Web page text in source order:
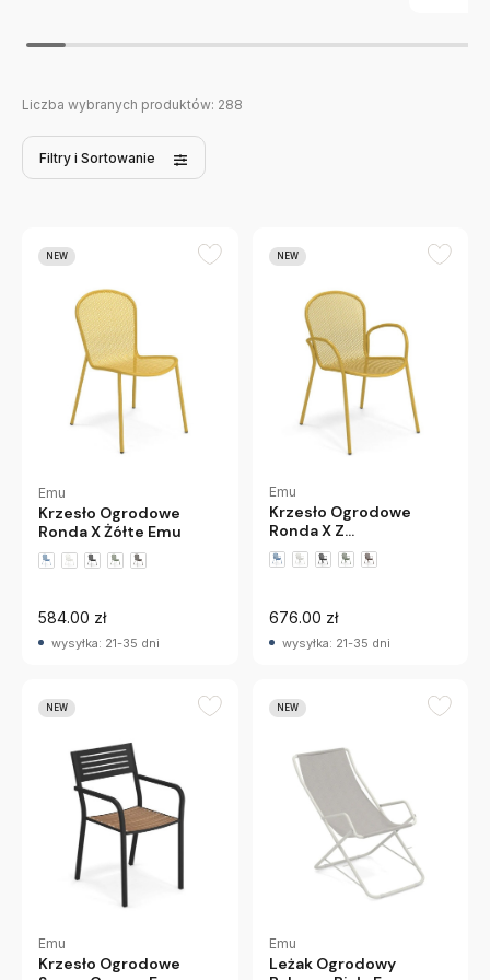
Liczba wybranych produktów: 288
Filtry i Sortowanie
NEW
Emu
Krzesło Ogrodowe
Ronda X Żółte Emu
584.00 zł
wysyłka: 21-35 dni
NEW
Emu
Krzesło Ogrodowe
Ronda X Z
Podłokietnikiem Żółte
Emu
676.00 zł
wysyłka: 21-35 dni
NEW
Emu
Krzesło Ogrodowe
NEW
Emu
Leżak Ogrodowy